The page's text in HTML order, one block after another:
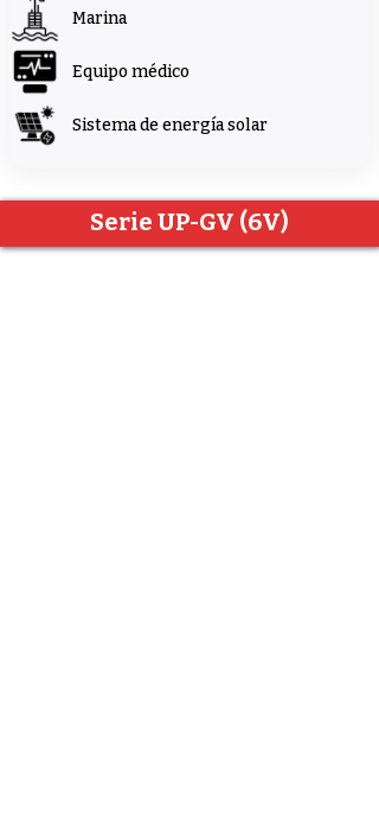
Marina
Equipo médico
Sistema de energía solar
Serie UP-GV (6V)